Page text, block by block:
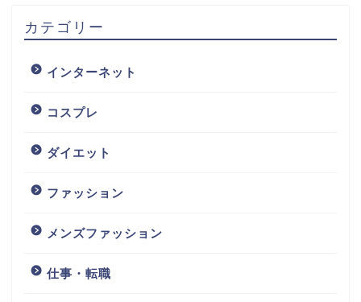
カテゴリー
インターネット
コスプレ
ダイエット
ファッション
メンズファッション
仕事・転職